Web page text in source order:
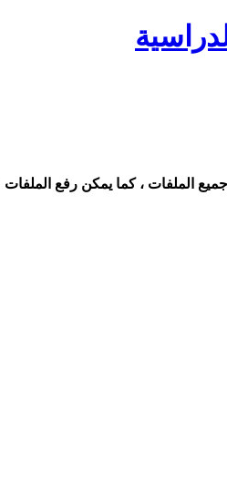
الملفات ، كما يمكن رفع